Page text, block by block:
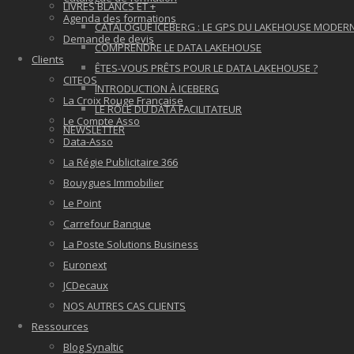
LIVRES BLANCS ET +
CATALOGUE ICEBERG : LE GPS DU LAKEHOUSE
COMPRENDRE LE DATA LAKEHOUSE
ÊTES-VOUS PRÊTS POUR LE DATA LAKEHOUSE ?
INTRODUCTION À ICEBERG
LE RÔLE DU DATA FACILITATEUR
NEWSLETTER
Agenda des formations
Demande de devis
Clients
CITEOS
La Croix Rouge Française
Le Compte Asso
Data-Asso
La Régie Publicitaire 366
Bouygues Immobilier
Le Point
Carrefour Banque
La Poste Solutions Business
Euronext
JCDecaux
NOS AUTRES CAS CLIENTS
Ressources
Blog Synaltic